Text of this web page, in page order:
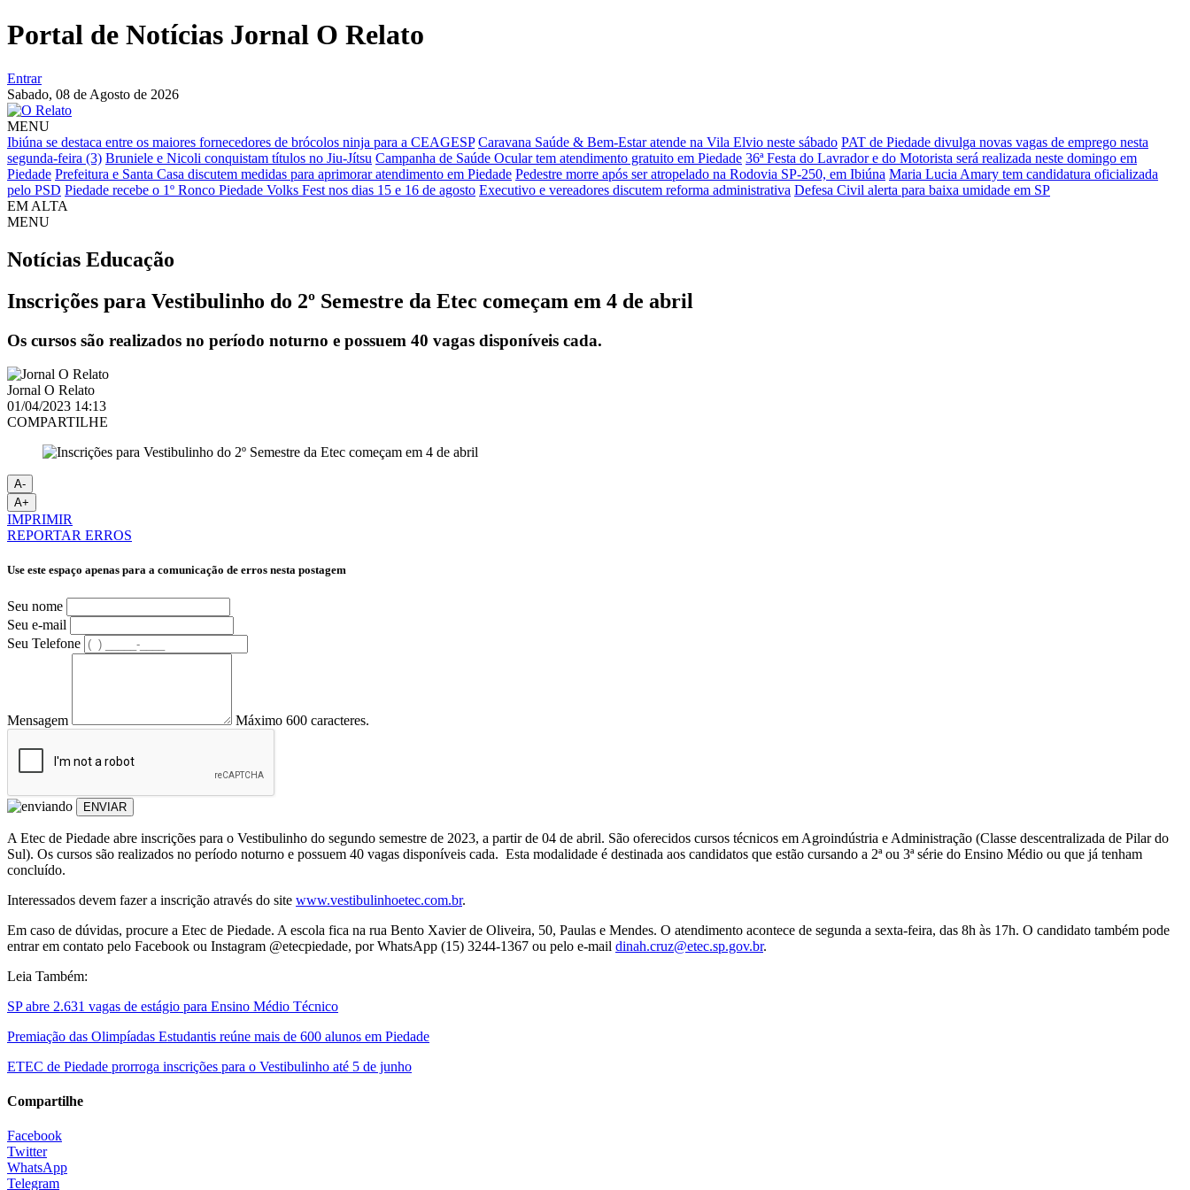
Portal de Notícias Jornal O Relato
Entrar
Sabado, 08 de Agosto de 2026
MENU
Ibiúna se destaca entre os maiores fornecedores de brócolos ninja para a CEAGESP Caravana Saúde & Bem-Estar atende na Vila Elvio neste sábado PAT de Piedade divulga novas vagas de emprego nesta
segunda-feira (3) Bruniele e Nicoli conquistam títulos no Jiu-Jítsu Campanha de Saúde Ocular tem atendimento gratuito em Piedade 36ª Festa do Lavrador e do Motorista será realizada neste domingo em
Piedade Prefeitura e Santa Casa discutem medidas para aprimorar atendimento em Piedade Pedestre morre após ser atropelado na Rodovia SP-250, em Ibiúna Maria Lucia Amary tem candidatura oficializada
pelo PSD Piedade recebe o 1º Ronco Piedade Volks Fest nos dias 15 e 16 de agosto Executivo e vereadores discutem reforma administrativa Defesa Civil alerta para baixa umidade em SP
EM ALTA
MENU
Notícias Educação
Inscrições para Vestibulinho do 2º Semestre da Etec começam em 4 de abril
Os cursos são realizados no período noturno e possuem 40 vagas disponíveis cada.
Jornal O Relato
01/04/2023 14:13
COMPARTILHE
A-
A+
IMPRIMIR
REPORTAR ERROS
Use este espaço apenas para a comunicação de erros nesta postagem
Seu nome
Seu e-mail
Seu Telefone
Mensagem Máximo 600 caracteres.
ENVIAR
A Etec de Piedade abre inscrições para o Vestibulinho do segundo semestre de 2023, a partir de 04 de abril. São oferecidos cursos técnicos em Agroindústria e Administração (Classe descentralizada de Pilar do
Sul). Os cursos são realizados no período noturno e possuem 40 vagas disponíveis cada. Esta modalidade é destinada aos candidatos que estão cursando a 2ª ou 3ª série do Ensino Médio ou que já tenham
concluído.
Interessados devem fazer a inscrição através do site www.vestibulinhoetec.com.br.
Em caso de dúvidas, procure a Etec de Piedade. A escola fica na rua Bento Xavier de Oliveira, 50, Paulas e Mendes. O atendimento acontece de segunda a sexta-feira, das 8h às 17h. O candidato também pode
entrar em contato pelo Facebook ou Instagram @etecpiedade, por WhatsApp (15) 3244-1367 ou pelo e-mail dinah.cruz@etec.sp.gov.br.
Leia Também:
SP abre 2.631 vagas de estágio para Ensino Médio Técnico
Premiação das Olimpíadas Estudantis reúne mais de 600 alunos em Piedade
ETEC de Piedade prorroga inscrições para o Vestibulinho até 5 de junho
Compartilhe
Facebook
Twitter
WhatsApp
Telegram